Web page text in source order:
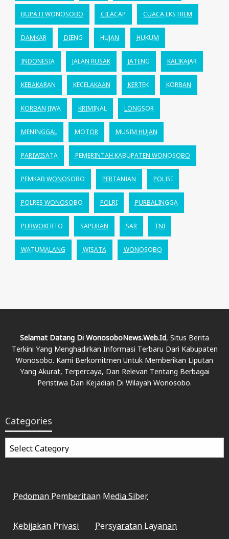
BUPATI WONOSOBO CILACAP CUACA EKSTREM
DAMKAR DIENG HUJAN HUKUM
INDONESIA JALAN RUSAK JATENG KALIKAJAR
KEBAKARAN KECELAKAAN KERTEK KORBAN
KORBAN JIWA KRIMINAL LONGSOR
MENINGGAL MOTOR MUSIM HUJAN
PARIWISATA PEMERINTAH KABUPATEN WONOSOBO
PEMKAB WONOSOBO PERTANIAN POLISI
POLRES WONOSOBO POLRI PURBALINGGA
PURWOKERTO SAPURAN SAR TNI
WATUMALANG WISATA WONOSOBO
Selamat Datang Di WonosoboNews.web.id, Situs Berita
Terkini Yang Menghadirkan Informasi Terbaru Dari Kabupaten
Wonosobo. Kami Berkomitmen Untuk Memberikan Liputan
Yang Akurat, Terpercaya, Dan Relevan Tentang Berbagai
Peristiwa Dan Kejadian Di Wilayah Wonosobo.
Categories
Categories
Pedoman Pemberitaan Media Siber
Kebijakan Privasi Persyaratan Layanan